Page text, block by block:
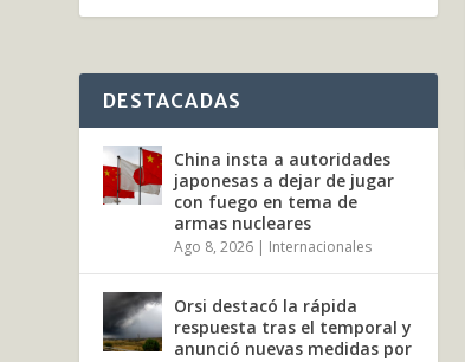
DESTACADAS
China insta a autoridades
japonesas a dejar de jugar
con fuego en tema de
armas nucleares
Ago 8, 2026 | Internacionales
Orsi destacó la rápida
respuesta tras el temporal y
anunció nuevas medidas por